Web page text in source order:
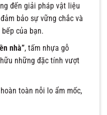
đến giải pháp vật liệu
bảo sự vững chắc và
của bạn.
nhà”, tấm nhựa gỗ
những đặc tính vượt
toàn nỗi lo ẩm mốc,